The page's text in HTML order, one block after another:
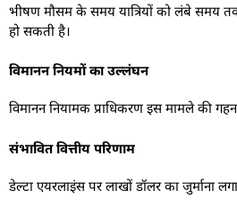
भीषण मौसम के समय यात्रियों को लंबे समय तक
हो सकती है।
विमानन नियमों का उल्लंघन
विमानन नियामक प्राधिकरण इस मामले की
संभावित वित्तीय परिणाम
डेल्टा एयरलाइंस पर लाखों डॉलर का जुर्माना